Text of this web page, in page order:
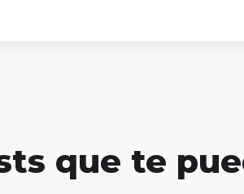
que te